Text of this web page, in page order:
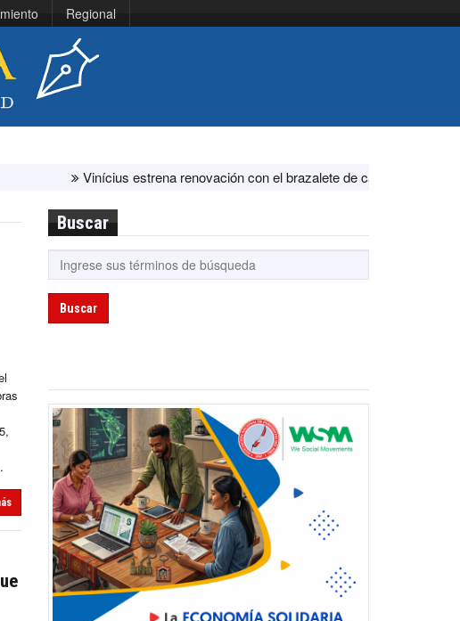
Regional
Vinícius estrena renovación con el brazalete de capitán en el Real
Buscar
Buscar